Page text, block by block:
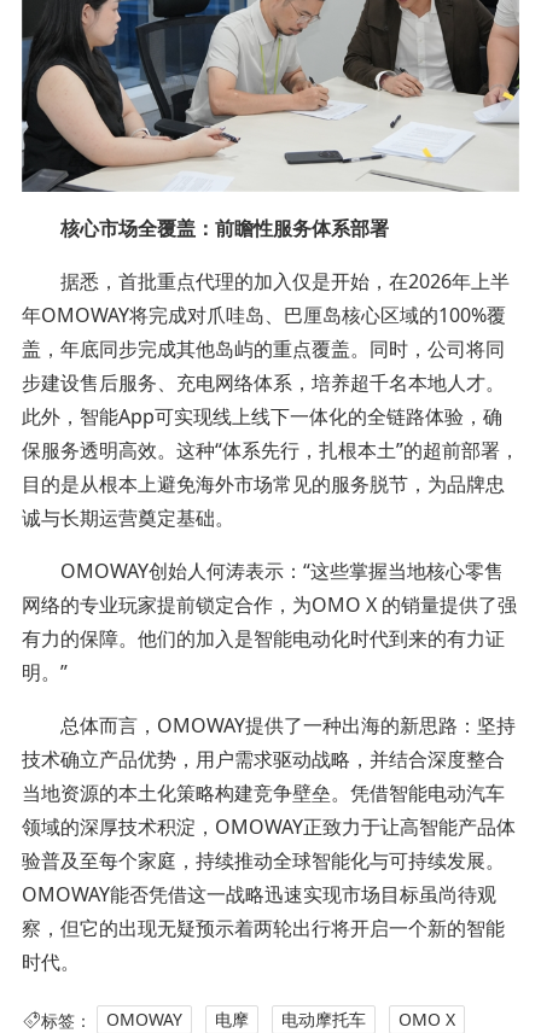
核心市场全覆盖：前瞻性服务体系部署
据悉，首批重点代理的加入仅是开始，在2026年上半
年OMOWAY将完成对爪哇岛、巴厘岛核心区域的100%覆
盖，年底同步完成其他岛屿的重点覆盖。同时，公司将同
步建设售后服务、充电网络体系，培养超千名本地人才。
此外，智能App可实现线上线下一体化的全链路体验，确
保服务透明高效。这种“体系先行，扎根本土”的超前部署，
目的是从根本上避免海外市场常见的服务脱节，为品牌忠
诚与长期运营奠定基础。
OMOWAY创始人何涛表示：“这些掌握当地核心零售
网络的专业玩家提前锁定合作，为OMO X 的销量提供了强
有力的保障。他们的加入是智能电动化时代到来的有力证
明。”
总体而言，OMOWAY提供了一种出海的新思路：坚持
技术确立产品优势，用户需求驱动战略，并结合深度整合
当地资源的本土化策略构建竞争壁垒。凭借智能电动汽车
领域的深厚技术积淀，OMOWAY正致力于让高智能产品体
验普及至每个家庭，持续推动全球智能化与可持续发展。
OMOWAY能否凭借这一战略迅速实现市场目标虽尚待观
察，但它的出现无疑预示着两轮出行将开启一个新的智能
时代。
标签： OMOWAY 电摩 电动摩托车 OMO X